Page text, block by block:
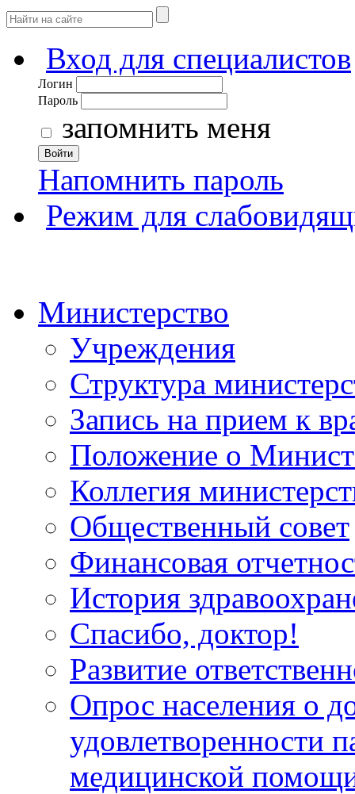
Вход для специалистов
Логин
Пароль
запомнить меня
Войти
Напомнить пароль
Режим для
Министерство
Учреждения
Структура
Запись на прием к
Положение о
Коллегия
Общественный совет
Финансовая
История
Спасибо, доктор!
Развитие
Опрос населения о
удовлетворенности
медицинской